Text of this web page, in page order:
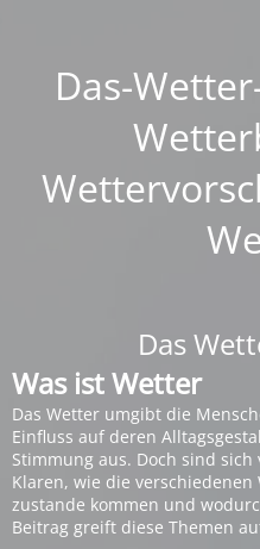
Das-
Das
Was ist Wetter
Das Wetter umgibt die
Einfluss auf deren
Stimmung aus. Doch sind
Klaren, wie die
zustande kommen und
Beitrag greift diese Themen